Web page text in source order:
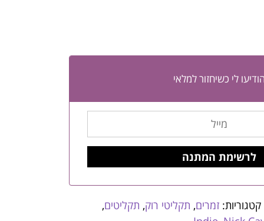
לי כשיחזור למלאי
קטגוריות: זמרים, תקליטי רוק, תקליטים,